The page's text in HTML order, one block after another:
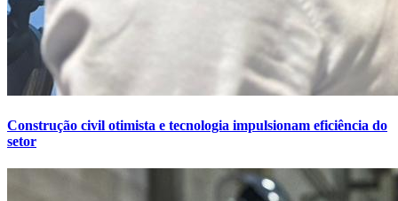
Construção civil otimista e tecnologia impulsionam eficiência do
setor